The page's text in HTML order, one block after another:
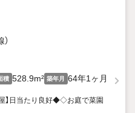
積 528.9m² 築年月 64年1ヶ月
】日当たり良好◆◇お庭で菜園